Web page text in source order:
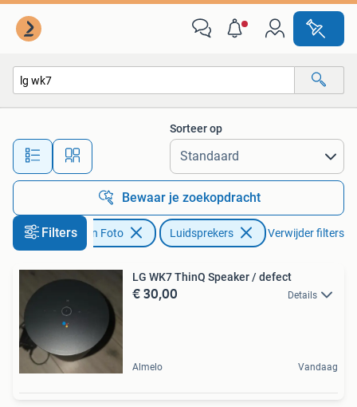
Alle afstanden…
Sorteer op
Bewaar je zoekopdracht
Filters
Audio, Tv en Foto Luidsprekers Verwijder filters
LG WK7 ThinQ Speaker / defect
€ 30,00 Details
Almelo Vandaag